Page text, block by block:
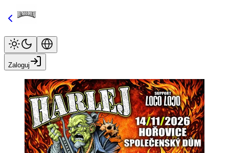
Zaloguj